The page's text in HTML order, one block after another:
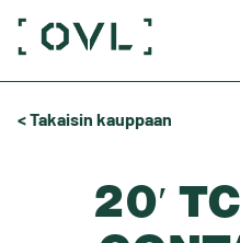
< Takaisin kauppaan
20′